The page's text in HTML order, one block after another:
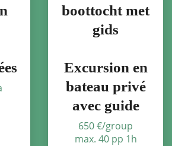
boottocht met
gids
Excursion en
bateau privé
avec guide
650 €/group
max. 40 pp 1h